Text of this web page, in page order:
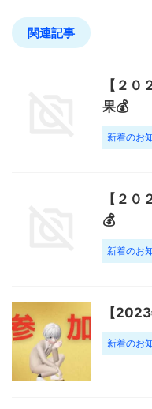
関連記事
【２
果💰
新着のお
【２
💰
新着のお
【
新着のお